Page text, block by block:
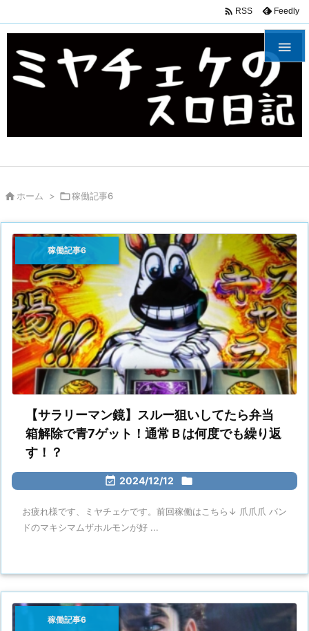

 RSS Feedly
 ホーム > 稼働記事6
【サラリーマン鏡】スルー狙いしてたら弁当
箱解除で青7ゲット！通常Ｂは何度でも繰り返
す！？
 2024/12/12 
稼働記事6
お疲れ様です、ミヤチェケです。前回稼働はこちら↓ 爪爪爪 バン
ドのマキシマムザホルモンが好 ...
稼働記事6